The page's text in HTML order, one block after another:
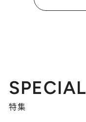
SPECIAL
特集